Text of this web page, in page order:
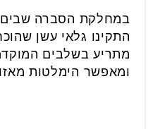
במחלקת הסברה שבים
התקינו גלאי עשן
מתריע בשלבים
ומאפשר הימלטות